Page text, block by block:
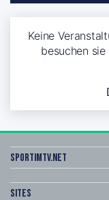
Keine
besuchen sie
sportimtv.net
Sites